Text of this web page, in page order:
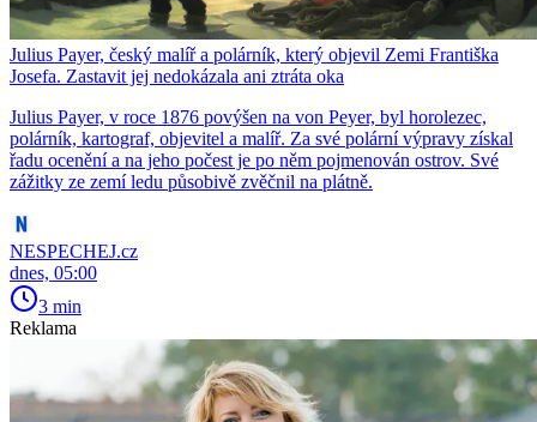
Julius Payer, český malíř a polárník, který objevil Zemi Františka
Josefa. Zastavit jej nedokázala ani ztráta oka
Julius Payer, v roce 1876 povýšen na von Peyer, byl horolezec,
polárník, kartograf, objevitel a malíř. Za své polární výpravy získal
řadu ocenění a na jeho počest je po něm pojmenován ostrov. Své
zážitky ze zemí ledu působivě zvěčnil na plátně.
NESPECHEJ.cz
dnes, 05:00
3 min
Reklama